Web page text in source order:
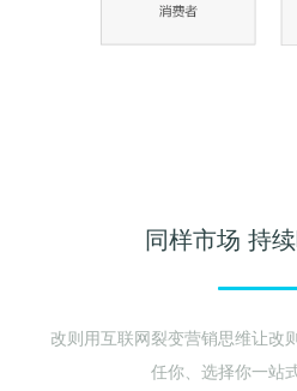
同样市场 持
改则用互联网裂变营销思维让改
任你、选择你一站